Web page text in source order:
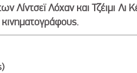
Λίντσεϊ Λόχαν και Τζέιμι Λι